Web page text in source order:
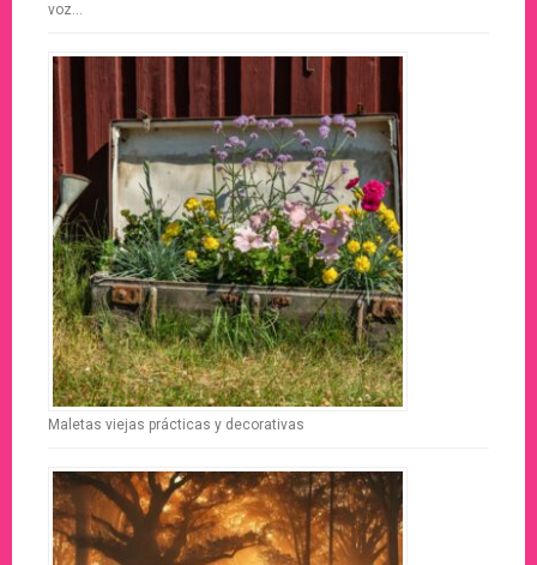
voz…
Maletas viejas prácticas y decorativas